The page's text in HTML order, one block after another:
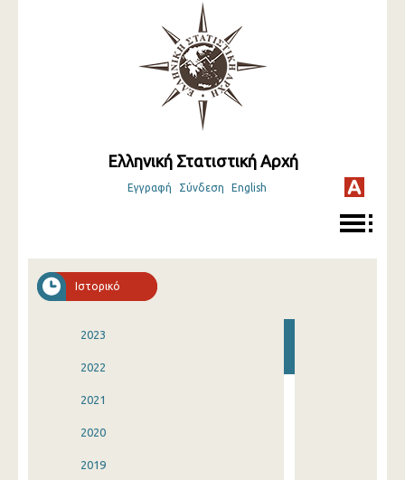
Ελληνική Στατιστική Αρχή
Εγγραφή Σύνδεση English
Ιστορικό
2023
2022
2021
2020
2019